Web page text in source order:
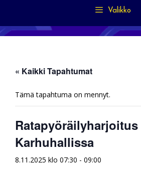
Valikko
« Kaikki Tapahtumat
Tämä tapahtuma on mennyt.
Ratapyöräilyharjoitus
Karhuhallissa
8.11.2025 klo 07:30 - 09:00